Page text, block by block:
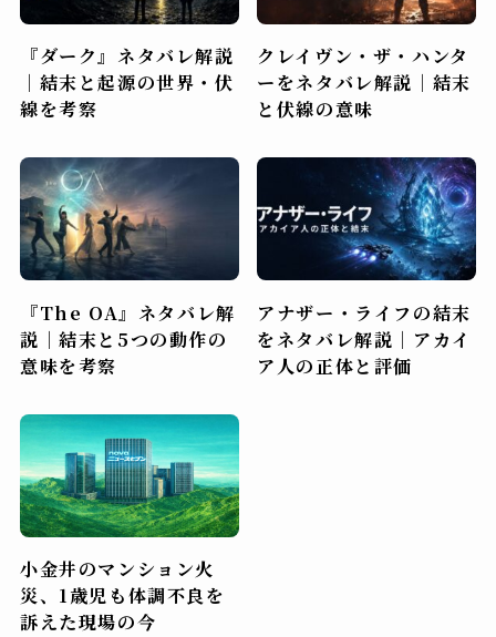
『ダーク』ネタバレ解説
｜結末と起源の世界・伏
線を考察
クレイヴン・ザ・ハンタ
ーをネタバレ解説｜結末
と伏線の意味
『The OA』ネタバレ解
説｜結末と5つの動作の
意味を考察
アナザー・ライフの結末
をネタバレ解説｜アカイ
ア人の正体と評価
小金井のマンション火
災、1歳児も体調不良を
訴えた現場の今